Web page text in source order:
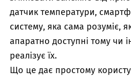
датчик температури,
систему, яка сама розуміє,
апаратно доступні тому чи
реалізує їх.
Що це дає простому